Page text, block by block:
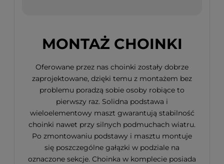
MONTAŻ CHOINKI
Oferowane przez nas choinki zostały dobrze
zaprojektowane, dzięki temu z montażem bez
problemu poradzą sobie osoby robiące to
pierwszy raz. Solidna podstawa i
wieloelementowy maszt gwarantują stabilność
choinki nawet przy silnych podmuchach wiatru.
Po zmontowaniu podstawy i masztu montuje
się poszczególne gałązki w podziale na
oznaczone sekcje. Choinka w komplecie posiada